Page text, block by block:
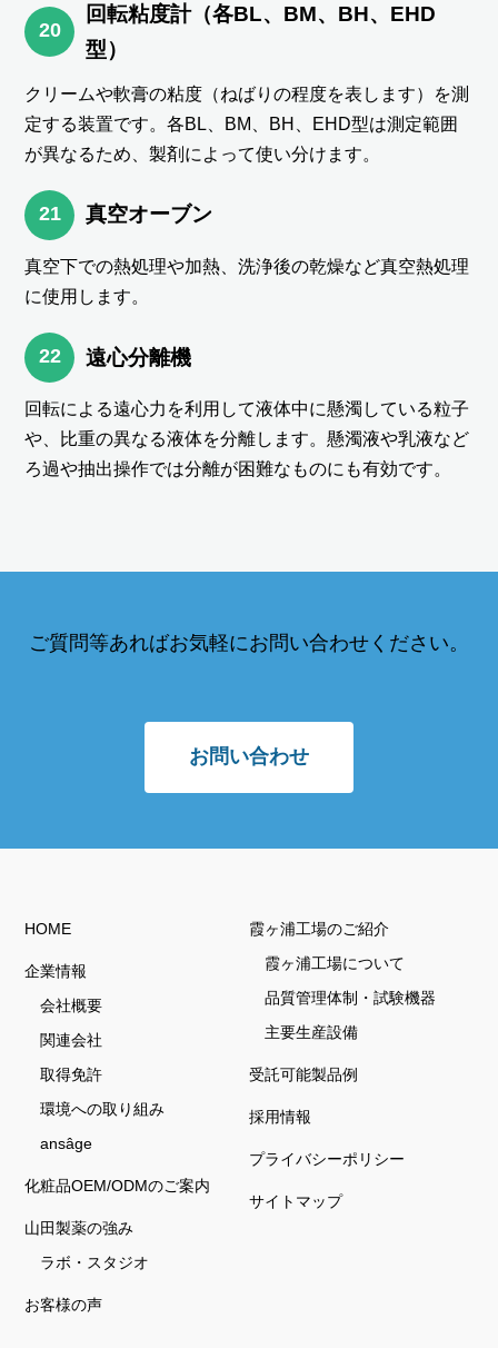
20
回転粘度計（各BL、BM、BH、EHD
型）
クリームや軟膏の粘度（ねばりの程度を表します）を測
定する装置です。各BL、BM、BH、EHD型は測定範囲
が異なるため、製剤によって使い分けます。
21 真空オーブン
真空下での熱処理や加熱、洗浄後の乾燥など真空熱処理
に使用します。
22 遠心分離機
回転による遠心力を利用して液体中に懸濁している粒子
や、比重の異なる液体を分離します。懸濁液や乳液など
ろ過や抽出操作では分離が困難なものにも有効です。
ご質問等あればお気軽にお問い合わせください。
お問い合わせ
HOME
企業情報
会社概要
関連会社
取得免許
環境への取り組み
ansâge
化粧品OEM/ODMのご案内
山田製薬の強み
ラボ・スタジオ
お客様の声
霞ヶ浦工場のご紹介
霞ヶ浦工場について
品質管理体制・試験機器
主要生産設備
受託可能製品例
採用情報
プライバシーポリシー
サイトマップ